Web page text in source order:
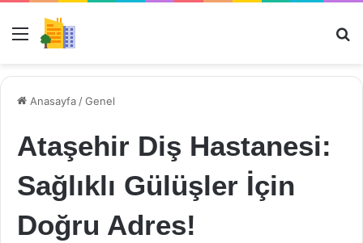
Menü
Anasayfa /Genel
Ataşehir Diş Hastanesi:
Sağlıklı Gülüşler İçin
Doğru Adres!